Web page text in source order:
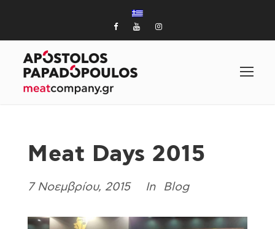
Meat Days 2015
7 Νοεμβρίου, 2015 In Blog